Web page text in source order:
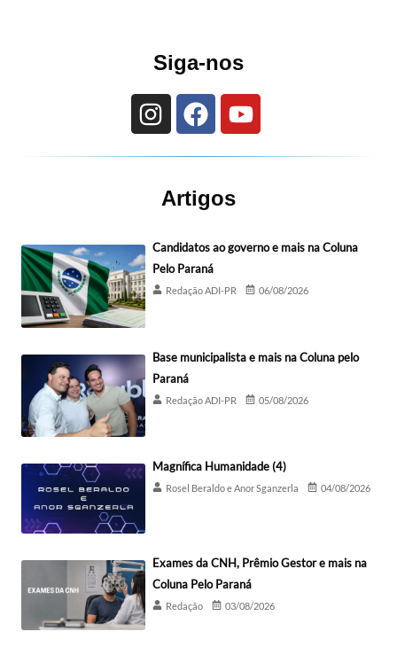
Siga-nos
Artigos
Candidatos ao governo e mais na Coluna
Pelo Paraná
Redação ADI-PR 06/08/2026
Base municipalista e mais na Coluna pelo
Paraná
Redação ADI-PR 05/08/2026
Magnífica Humanidade (4)
Rosel Beraldo e Anor Sganzerla 04/08/2026
Exames da CNH, Prêmio Gestor e mais na
Coluna Pelo Paraná
Redação 03/08/2026